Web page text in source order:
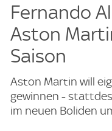
Fernando
Aston
Saison
Aston Martin will
gewinnen -
im neuen Boliden